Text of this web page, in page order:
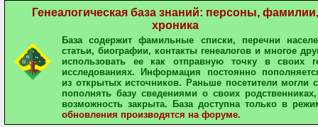
Генеалогическая база знаний: персоны, фамилии,
хроника
База содержит фамильные списки, перечни
статьи, биографии, контакты генеалогов и многое
использовать ее как отправную точку в своих
исследованиях. Информация постоянно
из открытых источников. Раньше посетители могли
пополнять базу сведениями о своих
возможность закрыта. База доступна только в
обновления производятся на форуме.